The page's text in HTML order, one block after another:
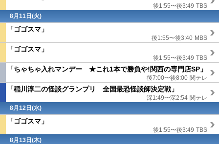
後1:55〜後3:49 TBS
8月11日(火)
「ゴゴスマ」
後1:55〜後3:40 MBS
「ゴゴスマ」
後1:55〜後3:49 TBS
「ちゃちゃ入れマンデー ★これ1本で勝負や!関西の専門店SP」
後7:00〜後8:00 関テレ
「稲川淳二の怪談グランプリ 全国最恐怪談師決定戦」
深1:49〜深2:54 関テレ
8月12日(水)
「ゴゴスマ」
後1:55〜後3:49 TBS
8月13日(木)